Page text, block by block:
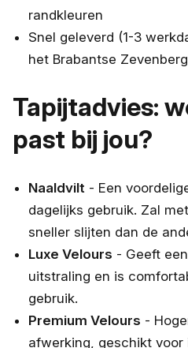
randkleuren
Snel geleverd (1-3
het Brabantse
Tapijtadvies:
past bij jou?
Naaldvilt - Een
dagelijks gebruik. Zal
sneller slijten dan de
Luxe Velours - Geeft
uitstraling en is
gebruik.
Premium Velours -
afwerking, geschikt voor